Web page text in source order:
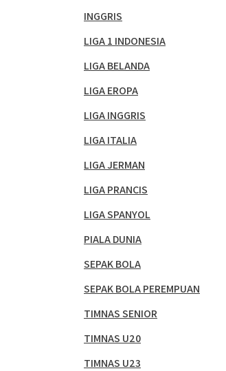
INGGRIS
LIGA 1 INDONESIA
LIGA BELANDA
LIGA EROPA
LIGA INGGRIS
LIGA ITALIA
LIGA JERMAN
LIGA PRANCIS
LIGA SPANYOL
PIALA DUNIA
SEPAK BOLA
SEPAK BOLA PEREMPUAN
TIMNAS SENIOR
TIMNAS U20
TIMNAS U23